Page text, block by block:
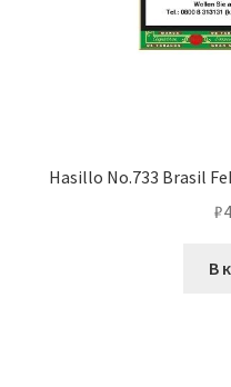
Hasillo No.733 Brasil
₽
В